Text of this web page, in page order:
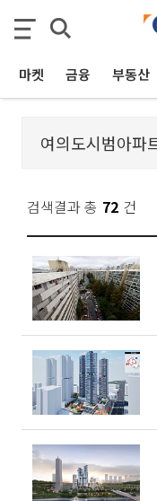
마켓 금융 부동산
검색결과 총 72 건